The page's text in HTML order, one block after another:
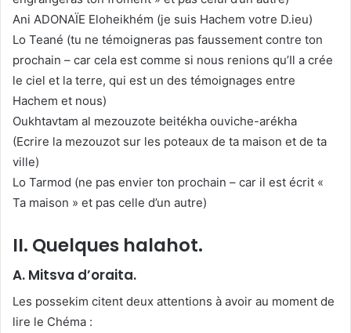
Ani ADONAÏE Eloheikhém (je suis Hachem votre D.ieu)
Lo Teané (tu ne témoigneras pas faussement contre ton
prochain – car cela est comme si nous renions qu’Il a crée
le ciel et la terre, qui est un des témoignages entre
Hachem et nous)
Oukhtavtam al mezouzote beitékha ouviche-arékha
(Ecrire la mezouzot sur les poteaux de ta maison et de ta
ville)
Lo Tarmod (ne pas envier ton prochain – car il est écrit «
Ta maison » et pas celle d’un autre)
II. Quelques halahot.
A. Mitsva d’oraita.
Les possekim citent deux attentions à avoir au moment de
lire le Chéma :